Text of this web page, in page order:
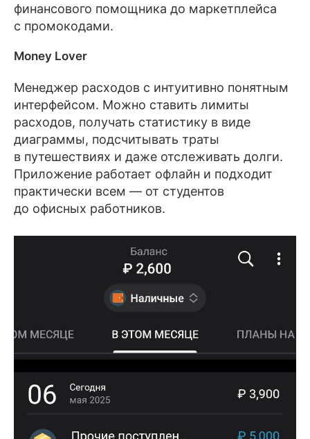
финансового помощника до маркетплейса
с промокодами.
Money Lover
Менеджер расходов с интуитивно понятным
интерфейсом. Можно ставить лимиты
расходов, получать статистику в виде
диаграммы, подсчитывать траты
в путешествиях и даже отслеживать долги.
Приложение работает офлайн и подходит
практически всем — от студентов
до офисных работников.